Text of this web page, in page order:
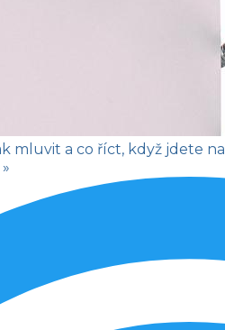
mluvit a co říct, když jdete na